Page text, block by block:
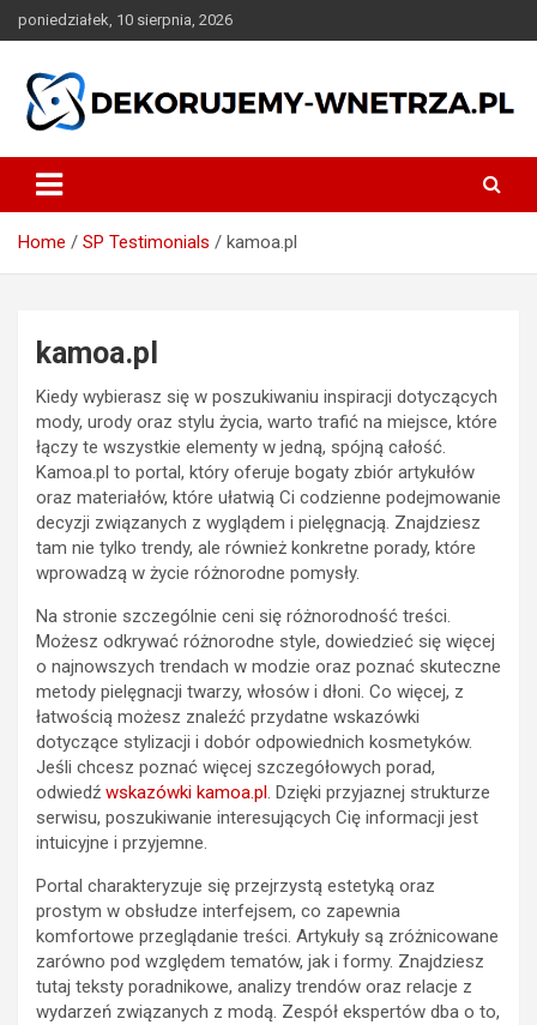
to
poniedziałek, 10 sierpnia, 2026
dekorujemy-wnetrza.pl
Home SP Testimonials kamoa.pl
kamoa.pl
Kiedy wybierasz się w poszukiwaniu inspiracji dotyczących
mody, urody oraz stylu życia, warto trafić na miejsce, które
łączy te wszystkie elementy w jedną, spójną całość.
Kamoa.pl to portal, który oferuje bogaty zbiór artykułów
oraz materiałów, które ułatwią Ci codzienne podejmowanie
decyzji związanych z wyglądem i pielęgnacją. Znajdziesz
tam nie tylko trendy, ale również konkretne porady, które
wprowadzą w życie różnorodne pomysły.
Na stronie szczególnie ceni się różnorodność treści.
Możesz odkrywać różnorodne style, dowiedzieć się więcej
o najnowszych trendach w modzie oraz poznać skuteczne
metody pielęgnacji twarzy, włosów i dłoni. Co więcej, z
łatwością możesz znaleźć przydatne wskazówki
dotyczące stylizacji i dobór odpowiednich kosmetyków.
Jeśli chcesz poznać więcej szczegółowych porad,
odwiedź wskazówki kamoa.pl . Dzięki przyjaznej strukturze
serwisu, poszukiwanie interesujących Cię informacji jest
intuicyjne i przyjemne.
Portal charakteryzuje się przejrzystą estetyką oraz
prostym w obsłudze interfejsem, co zapewnia
komfortowe przeglądanie treści. Artykuły są zróżnicowane
zarówno pod względem tematów, jak i formy. Znajdziesz
tutaj teksty poradnikowe, analizy trendów oraz relacje z
wydarzeń związanych z modą. Zespół ekspertów dba o to,